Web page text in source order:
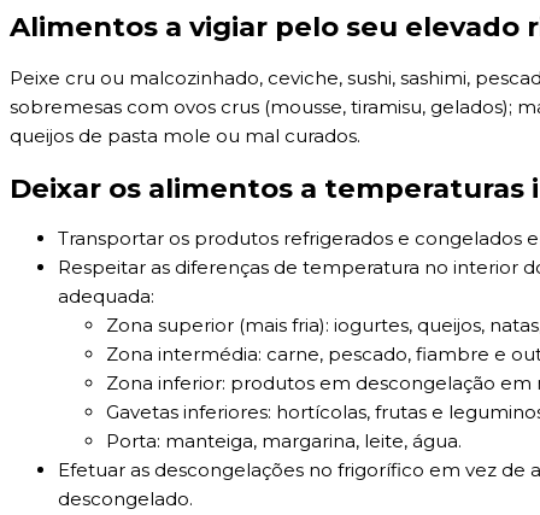
Alimentos a vigiar pelo seu elevado
Peixe cru ou malcozinhado, ceviche, sushi, sashimi,
sobremesas com ovos crus (mousse, tiramisu, gelados);
queijos de pasta mole ou mal curados.
Deixar os alimentos a temperaturas
Transportar os produtos refrigerados e congelados
Respeitar as diferenças de temperatura no interior
adequada:
Zona superior (mais fria): iogurtes, queijos,
Zona intermédia: carne, pescado, fiambre e
Zona inferior: produtos em descongelação
Gavetas inferiores: hortícolas, frutas e
Porta: manteiga, margarina, leite, água.
Efetuar as descongelações no frigorífico em vez
descongelado.